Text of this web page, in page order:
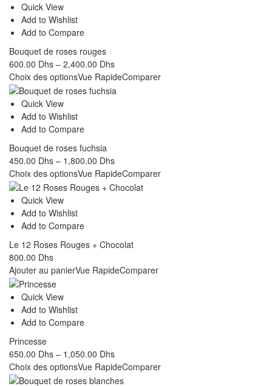
Quick View
Add to Wishlist
Add to Compare
Bouquet de roses rouges
600.00 Dhs – 2,400.00 Dhs
Choix des optionsVue RapideComparer
Quick View
Add to Wishlist
Add to Compare
Bouquet de roses fuchsia
450.00 Dhs – 1,800.00 Dhs
Choix des optionsVue RapideComparer
Quick View
Add to Wishlist
Add to Compare
Le 12 Roses Rouges + Chocolat
800.00 Dhs
Ajouter au panierVue RapideComparer
Quick View
Add to Wishlist
Add to Compare
Princesse
650.00 Dhs – 1,050.00 Dhs
Choix des optionsVue RapideComparer